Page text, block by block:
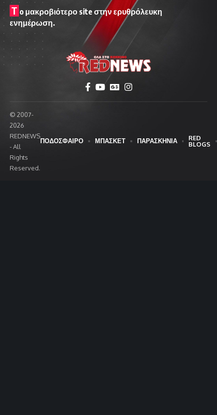
T o μακροβιότερο site στην ερυθρόλευκη
ενημέρωση.
© 2007-
2026
REDNEWS
- All
Rights
Reserved.
ΠΟΔΟΣΦΑΙΡΟ ΜΠΑΣΚΕΤ ΠΑΡΑΣΚΗΝΙΑ
RED
BLOGS